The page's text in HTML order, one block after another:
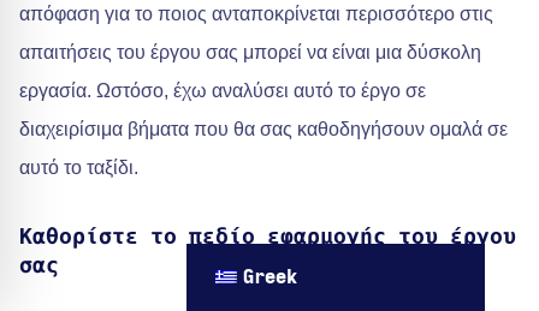
απόφαση για το ποιος ανταποκρίνεται περισσότερο στις
απαιτήσεις του έργου σας μπορεί να είναι μια δύσκολη
εργασία. Ωστόσο, έχω αναλύσει αυτό το έργο σε
διαχειρίσιμα βήματα που θα σας καθοδηγήσουν ομαλά σε
αυτό το ταξίδι.
Καθορίστε το πεδίο εφαρμογής του έργου
σας
Greek